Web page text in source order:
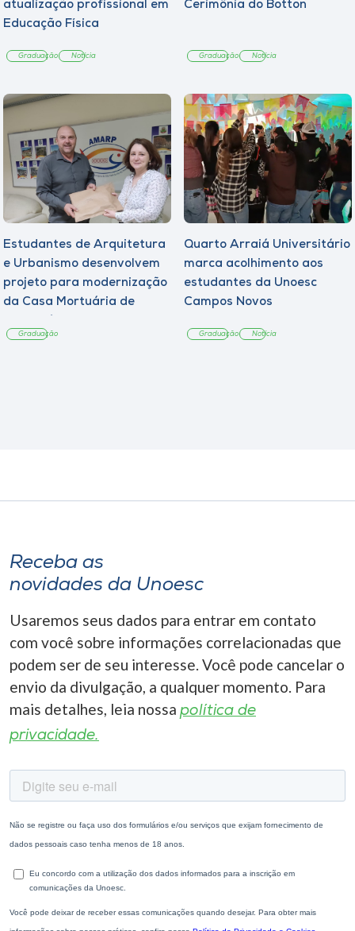
atualização profissional em
Educação Física
Graduação Notícia
Cerimônia do Botton
Graduação Notícia
Estudantes de Arquitetura
e Urbanismo desenvolvem
projeto para modernização
da Casa Mortuária de
Graduação
Quarto Arraiá Universitário
marca acolhimento aos
estudantes da Unoesc
Campos Novos
Graduação Notícia
Receba as
novidades da Unoesc
Usaremos seus dados para entrar em contato
com você sobre informações correlacionadas que
podem ser de seu interesse. Você pode cancelar o
envio da divulgação, a qualquer momento. Para
mais detalhes, leia nossa política de
privacidade.